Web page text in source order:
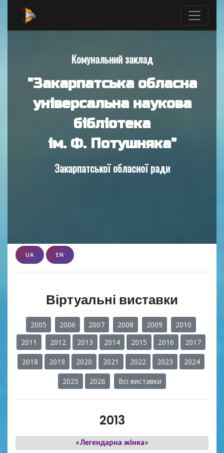
Комунальний заклад
"Закарпатська обласна
універсальна наукова
бібліотека
ім. Ф. Потушняка"
Закарпатської обласної ради
UA EN
Віртуальні виставки
2005 2006 2007 2008 2009
2010
2011
2012 2013 2014 2015 2016 2017
2018 2019 2020 2021 2022 2023 2024
2025 2026 Всі виставки
2013
«Легендарна жінка»